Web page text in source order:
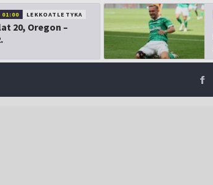
LEKKOATLETYKA
20, Oregon –